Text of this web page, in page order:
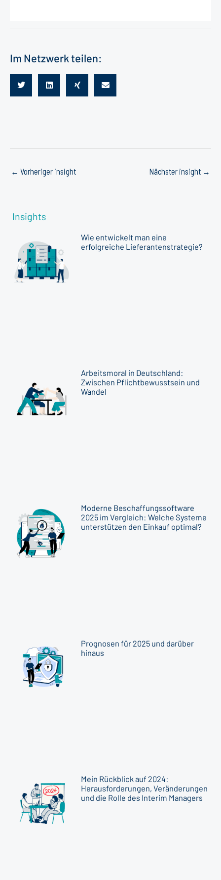
Im Netzwerk teilen:
← Vorheriger insight Nächster insight →
Insights
Wie entwickelt man eine
erfolgreiche Lieferantenstrategie?
Arbeitsmoral in Deutschland:
Zwischen Pflichtbewusstsein und
Wandel
Moderne Beschaffungssoftware
2025 im Vergleich: Welche Systeme
unterstützen den Einkauf optimal?
Prognosen für 2025 und darüber
hinaus
Mein Rückblick auf 2024:
Herausforderungen, Veränderungen
und die Rolle des Interim Managers